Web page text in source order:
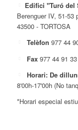
Edifici "Turó del
Berenguer IV, 51-53
43500 - TORTOSA
Telèfon 977 44
Fax 977 44 91 33
Horari: De
8'00h-17'00h (No
*Horari especial